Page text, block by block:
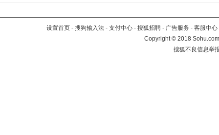
设置首页 - 搜狗输入法 - 支付中心 - 搜狐招聘 - 广告服务 - 客服中心
Copyright©2018
搜狐不良信息举